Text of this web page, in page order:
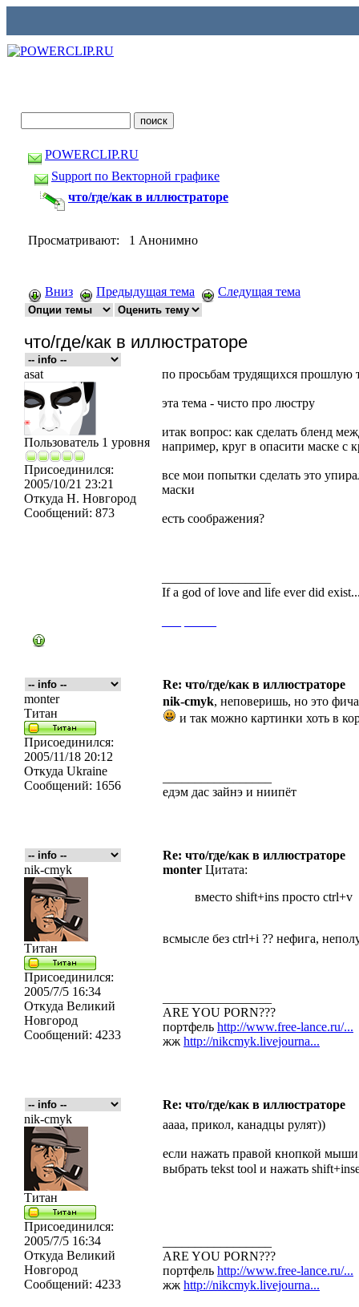
POWERCLIP.RU
Support по Векторной графике
что/где/как в иллюстраторе
Просматривают: 1 Анонимно
Вниз Предыдущая тема Следущая тема
что/где/как в иллюстраторе
asat
Пользователь 1 уровня
Присоединился:
2005/10/21 23:21
Откуда Н. Новгород
Сообщений: 873
по просьбам трудящихся прошлую
эта тема - чисто про люстру
итак вопрос: как сделать бленд
например, круг в опасити маске с
все мои попытки сделать это
маски
есть соображения?
If a god of love and life ever did
Re: что/где/как в иллюстраторе
monter
Титан
Присоединился:
2005/11/18 20:12
Откуда Ukraine
Сообщений: 1656
nik-cmyk, неповеришь, но это
и так можно картинки хоть в
едэм дас зайнэ и ниипёт
Re: что/где/как в иллюстраторе
nik-cmyk
Титан
Присоединился:
2005/7/5 16:34
Откуда Великий
Новгород
Сообщений: 4233
monter Цитата:
вместо shift+ins просто ctrl+v
всмысле без ctrl+i ?? нефига,
ARE YOU PORN???
портфель http://www.free-lance.ru/...
жж http://nikcmyk.livejourna...
Re: что/где/как в иллюстраторе
nik-cmyk
Титан
Присоединился:
2005/7/5 16:34
Откуда Великий
Новгород
Сообщений: 4233
аааа, прикол, канадцы рулят))
если нажать правой кнопкой мыши
выбрать tekst tool и нажать
ARE YOU PORN???
портфель http://www.free-lance.ru/...
жж http://nikcmyk.livejourna...